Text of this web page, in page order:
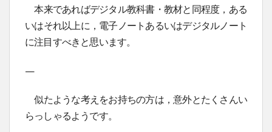
本来であればデジタル教科書・教材と同程度，ある
いはそれ以上に，電子ノートあるいはデジタルノート
に注目すべきと思います。
—
似たような考えをお持ちの方は，意外とたくさんい
らっしゃるようです。